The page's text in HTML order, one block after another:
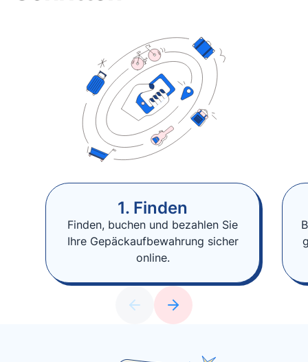
1. Finden
Finden, buchen und bezahlen Sie
Ihre Gepäckaufbewahrung sicher
online.